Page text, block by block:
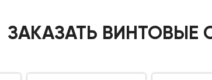
ЗАКАЗАТЬ ВИНТОВЫЕ